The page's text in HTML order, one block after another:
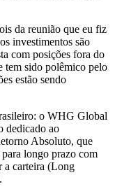
da reunião que eu fiz
investimentos são
com posições fora do
tem sido polêmico pelo
estão sendo
o WHG Global
dedicado ao
Absoluto, que
longo prazo com
a carteira (Long